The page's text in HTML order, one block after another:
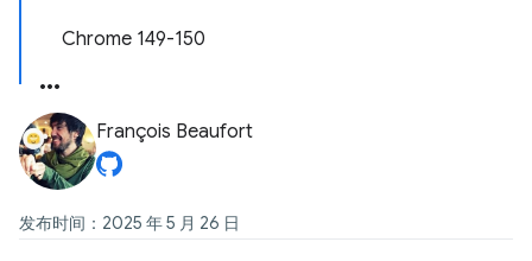
Chrome 149-150
François Beaufort
发布时间：2025 年 5 月 26 日